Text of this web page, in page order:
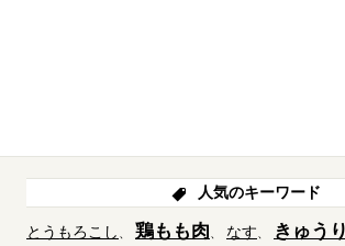
人気のキーワード
とうもろこし 鶏もも肉 なす きゅうり